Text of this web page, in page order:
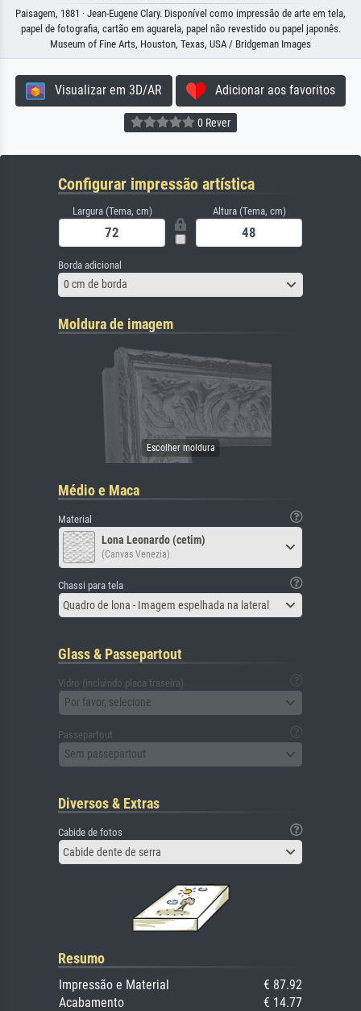
Paisagem, 1881 · Jean-Eugene Clary. Disponível como impressão de arte em tela,
papel de fotografia, cartão em aguarela, papel não revestido ou papel japonês.
Museum of Fine Arts, Houston, Texas, USA / Bridgeman Images
Visualizar em 3D/AR Adicionar aos favoritos
0 Rever
Configurar impressão artística
Largura (Tema, cm) Altura (Tema, cm)
Borda adicional
0 cm de borda
Moldura de imagem
Médio e Maca
Material
Lona Leonardo (cetim)
(Canvas Venezia)
Chassi para tela
Quadro de lona - Imagem espelhada na lateral
Glass & Passepartout
Vidro (incluindo placa traseira)
Por favor, selecione
Passepartout
Sem passepartout
Diversos & Extras
Cabide de fotos
Cabide dente de serra
Resumo
Impressão e Material
€ 87.92
Acabamento
€ 14.77